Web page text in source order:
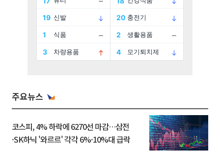
주요뉴스
코스피, 4% 하락에 6270선 마감…삼전
·SK하닉 '와르르' 각각 6%·10%대 급락